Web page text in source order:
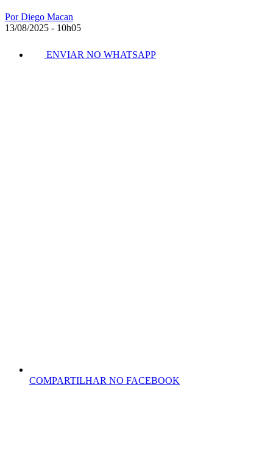
Por Diego Macan
13/08/2025 - 10h05
ENVIAR NO WHATSAPP
COMPARTILHAR NO FACEBOOK